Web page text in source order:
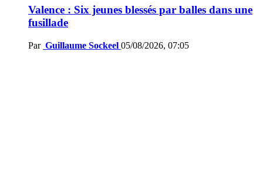
Valence : Six jeunes blessés par balles dans une
fusillade
Par Guillaume Sockeel 05/08/2026, 07:05